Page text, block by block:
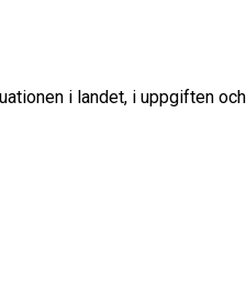
i landet, i uppgiften